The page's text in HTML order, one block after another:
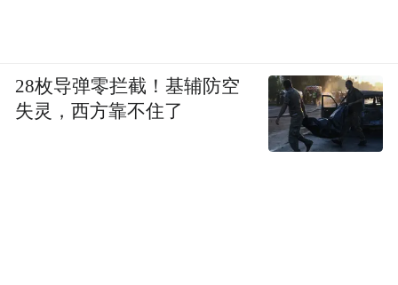
28枚导弹零拦截！基辅防空
失灵，西方靠不住了